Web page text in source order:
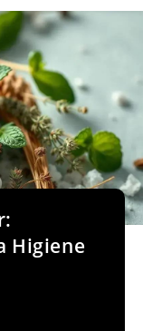
Higiene